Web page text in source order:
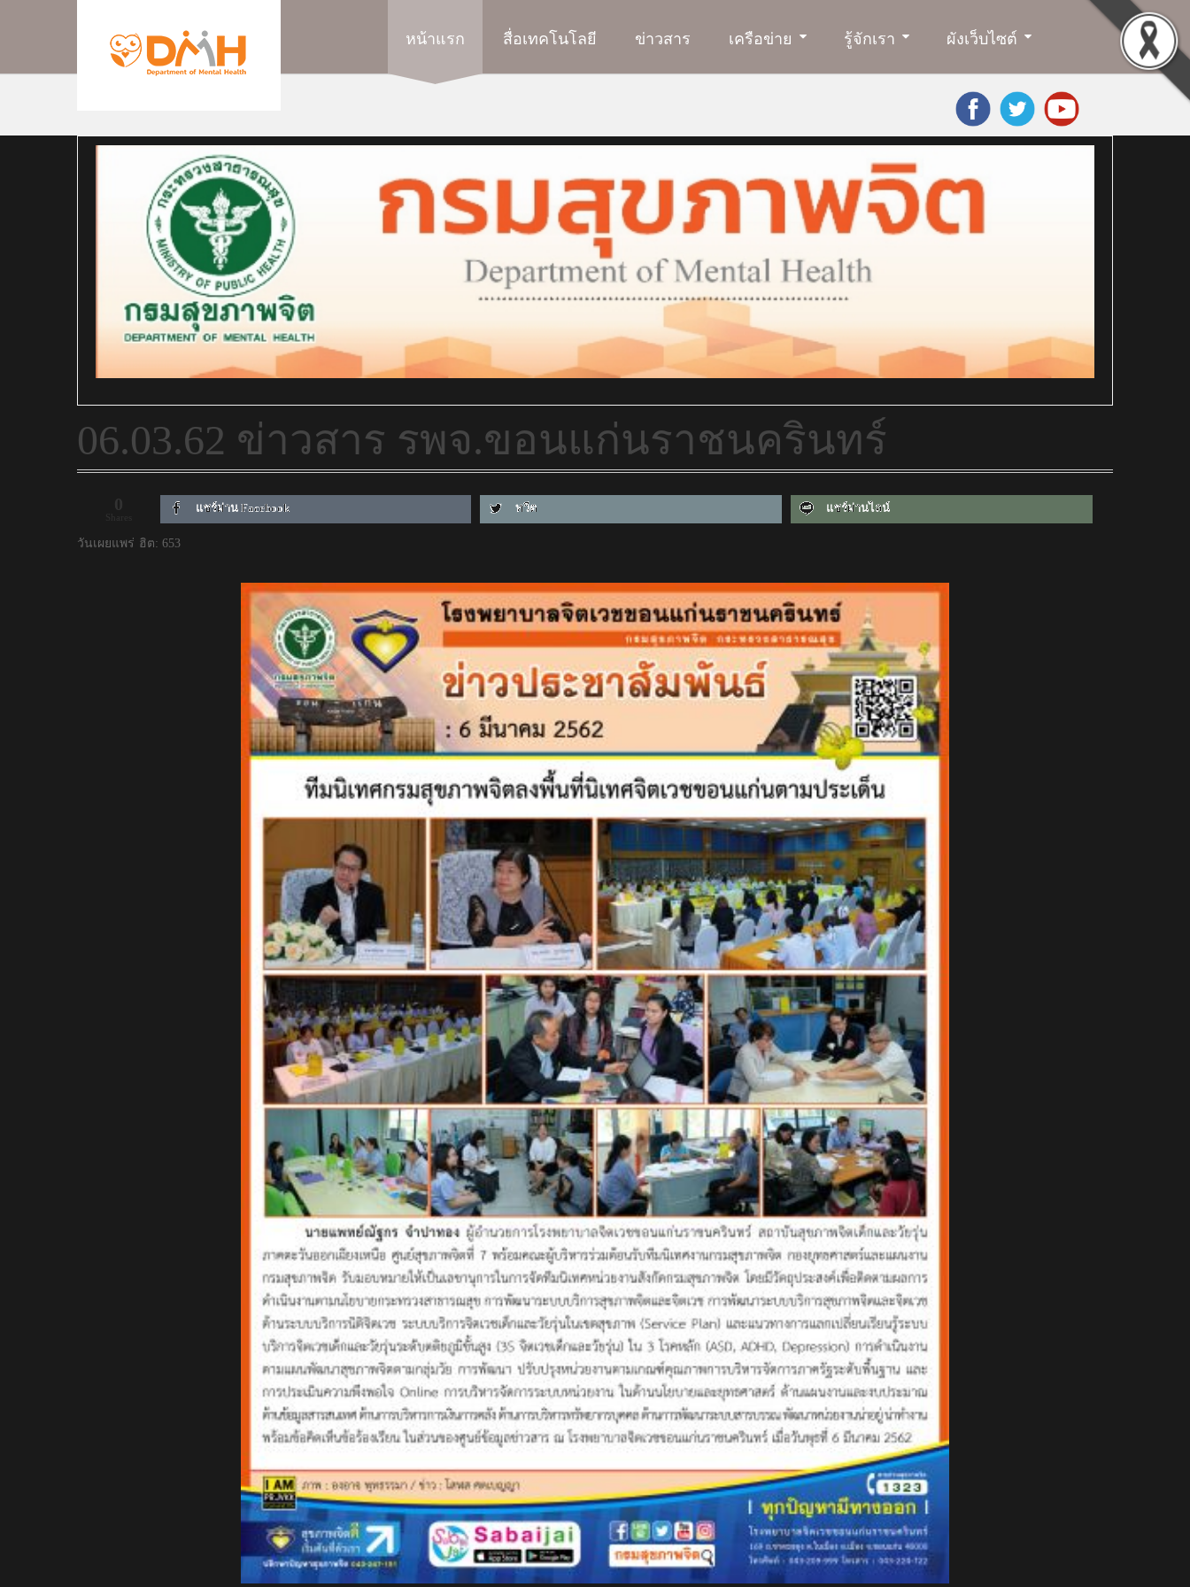
หน้าแรก สื่อเทคโนโลยี ข่าวสาร เครือข่าย รู้จักเรา ผังเว็บไซต์
06.03.62 ข่าวสาร รพจ.ขอนแก่นราชนครินทร์
0 แชร์ผ่าน Facebook ทวีต แชร์ผ่านไลน์
วันเผยแพร่ ฮิต: 653